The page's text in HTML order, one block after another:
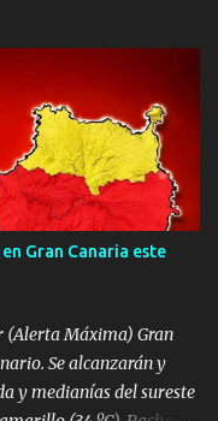
de Gran Canaria. El
entre ocho y diez
con ocho personas
calcinados y la
incidente tuvo lugar
kilométrico 53 de la
de Tirajana,
a Puerto Rico. Dos
Tras recibir la alerta,
Gran Canaria este
(Alerta Máxima) Gran
Se alcanzarán y
y medianías del sureste